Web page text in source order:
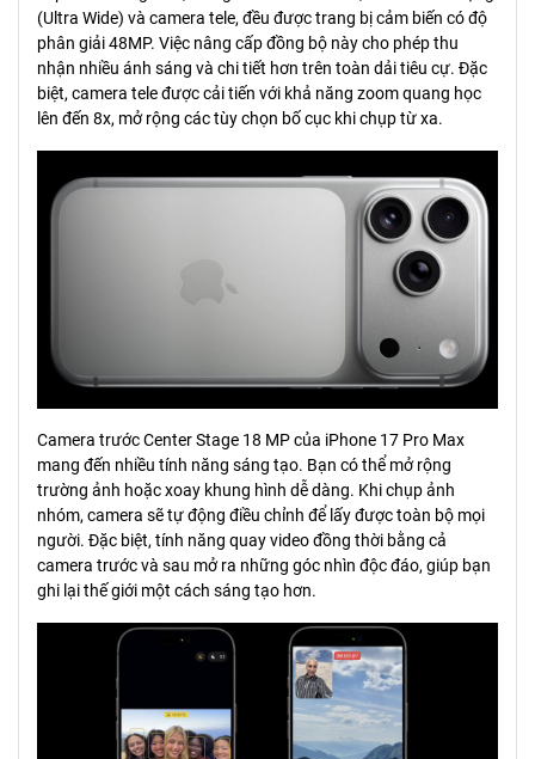
(Ultra Wide) và camera tele, đều được trang bị cảm biến có độ
phân giải 48MP. Việc nâng cấp đồng bộ này cho phép thu
nhận nhiều ánh sáng và chi tiết hơn trên toàn dải tiêu cự. Đặc
biệt, camera tele được cải tiến với khả năng zoom quang học
lên đến 8x, mở rộng các tùy chọn bố cục khi chụp từ xa.
Camera trước Center Stage 18 MP của iPhone 17 Pro Max
mang đến nhiều tính năng sáng tạo. Bạn có thể mở rộng
trường ảnh hoặc xoay khung hình dễ dàng. Khi chụp ảnh
nhóm, camera sẽ tự động điều chỉnh để lấy được toàn bộ mọi
người. Đặc biệt, tính năng quay video đồng thời bằng cả
camera trước và sau mở ra những góc nhìn độc đáo, giúp bạn
ghi lại thế giới một cách sáng tạo hơn.